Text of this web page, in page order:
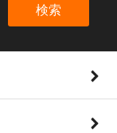
検索